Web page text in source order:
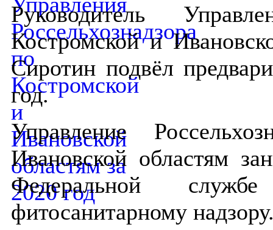
Руководитель
Костромской и
Сиротин подвёл
год.
Управление
Ивановской областям
Федеральной
фитосанитарному